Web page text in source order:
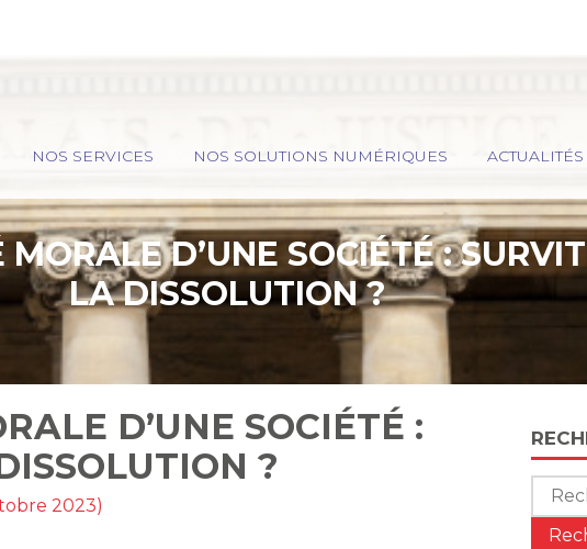
NOS SERVICES NOS SOLUTIONS NUMÉRIQUES ACTUALITÉS
D’UNE SOCIÉTÉ :
LA DISSOLUTION ?
D’UNE SOCIÉTÉ :
?
2023)
Blog